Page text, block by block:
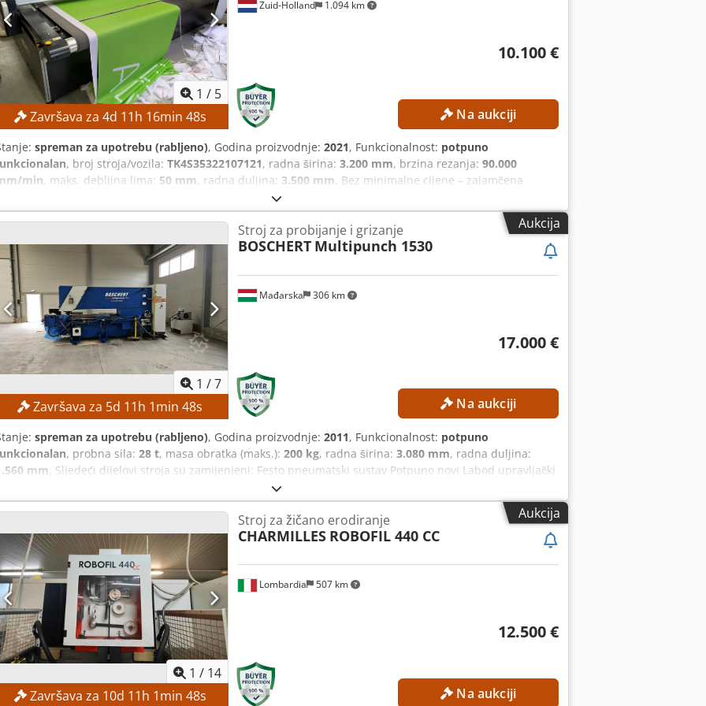
približno 3.000 × 1.700 × 2.580 mm Težina stroja: približno 2.550 kg
1 / 5
Završava za 4d 11h 16min 47s
Zuid-Holland 1.094 km
10.100 €
Na aukciji
spreman za upotrebu (rabljeno), Godina proizvodnje: 2021, Funkcionalnost: potpuno
, broj stroja/vozila: TK4S35322107121, radna širina: 3.200 mm, brzina rezanja: 90.000
min, maks. debljina lima: 50 mm, radna duljina: 3.500 mm, Bez minimalne cijene – zajamčena
po najvišoj ponudi! TEHNIČKE KARAKTERISTIKE Prikladni materijali: valoviti karton, karton,
ploče, folije, materijal za etikete, tekstili, saćaste ploče i drugi nemetalni materijali. Dosadašnja
rezanje tekstila. Radno područje: 3.500 x 3.200 mm. Maksimalna debljina materijala: 50 mm.
radna brzina: 1.500 mm/s. Dodpfxezpxg Ee Abxjck TEHNIČKI PODACI O STROJU Stanje:
Nazivni napon: 380 V. Frekvencija mreže: 50/60 Hz. Nazivna snaga: 24,38 kW. OPREMA -
radna površina. - Rotacijski alat s pogonom. - Nož za rezanje. - Alat s iglicama. - Sustav
- Transportni sustav. - Uređaj za utovar rola. - Radna stanica s računalom i softverom.
Aukcija
1 /7
Završava za 5d 11h 1min47s
Mađarska 306 km
Stroj za probijanje i grizanje
BOSCHERT Multipunch 1530
17.000 €
Na aukciji
spreman za upotrebu (rabljeno), Godina proizvodnje: 2011, Funkcionalnost: potpuno
, probna sila: 28 t, masa obratka (maks.): 200 kg, radna širina: 3.080 mm, radna duljina:
mm, Sljedeći dijelovi stroja su zamijenjeni: Festo pneumatski sustav Potpuno novi Labod upravljački
Zamjena ležajeva Y-osi TEHNIČKE KARAKTERISTIKE Radna površina: 1.560 × 3.080 mm Duljina lima
ponovnog pozicioniranja: maks. 9.999 mm Hidraulična sila probijanja: maks. 280 kN Težina
maks. 200 kg Brzina pozicioniranja X-osi: maks. 60 m/min Brzina pozicioniranja Y-osi: maks. 60
min Istodobna brzina pozicioniranja X- i Y-osi: maks. 85 m/min Broj hodova sa standardnom
maks. 250 hodova/min Broj hodova s brzim hidrauličkim sustavom: maks. 800 hodova/min
Stroj je već rastavljen. Dcedpfezl Sraex Abxsk
Aukcija
1 / 14
Završava za 10d 11h 1min 47s
Lombardia 507 km
Stroj za žičano erodiranje
CHARMILLES ROBOFIL 440 CC
12.500 €
Na aukciji